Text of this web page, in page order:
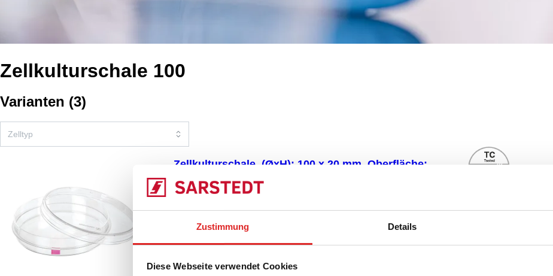
Zustimmung Details
Diese Webseite verwendet Cookies
Zellkulturschale 100
Varianten (3)
Zellkulturschale, (ØxH): 100 x 20 mm, Oberfläche:
rot, TC Tested, 10 Stück/Beutel